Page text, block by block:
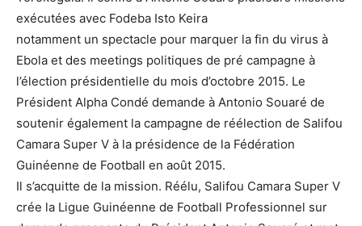
exécutées avec Fodeba Isto Keira
notamment un spectacle pour marquer la fin du virus à
Ebola et des meetings politiques de pré campagne à
l’élection présidentielle du mois d’octobre 2015. Le
Président Alpha Condé demande à Antonio Souaré de
soutenir également la campagne de réélection de Salifou
Camara Super V à la présidence de la Fédération
Guinéenne de Football en août 2015.
Il s’acquitte de la mission. Réélu, Salifou Camara Super V
crée la Ligue Guinéenne de Football Professionnel sur